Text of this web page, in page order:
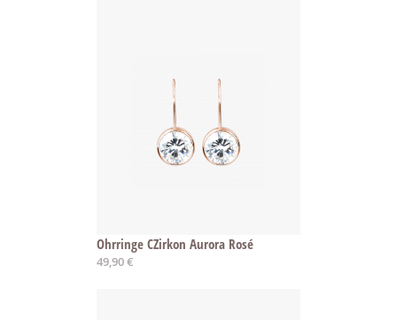
Ohrringe CZirkon Aurora Rosé
49,90 €